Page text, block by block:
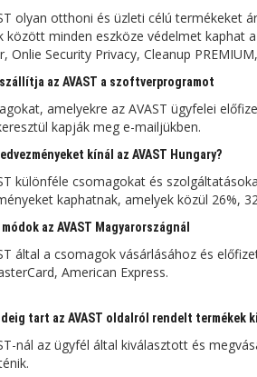
olyan otthoni és üzleti célú termékeket
között minden eszköze védelmet kaphat
Onlie Security Privacy, Cleanup
az AVAST a szoftverprogramot
amelyekre az AVAST ügyfelei
kapják meg e-mailjükben.
kínál az AVAST Hungary?
különféle csomagokat és
kaphatnak, amelyek közül 26%,
az AVAST Magyarországnál
által a csomagok vásárlásához és
American Express.
tart az AVAST oldalról rendelt termékek
nál az ügyfél által kiválasztott és